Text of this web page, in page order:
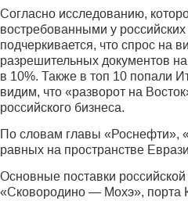
Согласно исследованию,
востребованными у
подчеркивается, что спрос на
разрешительных документов
в 10%. Также в топ 10 попали
видим, что «разворот на
российского бизнеса.
По словам главы «Роснефти»,
равных на пространстве
Основные поставки
«Сковородино — Мохэ», порта